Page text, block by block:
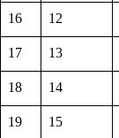
16 12
17 13
18
14
19 15